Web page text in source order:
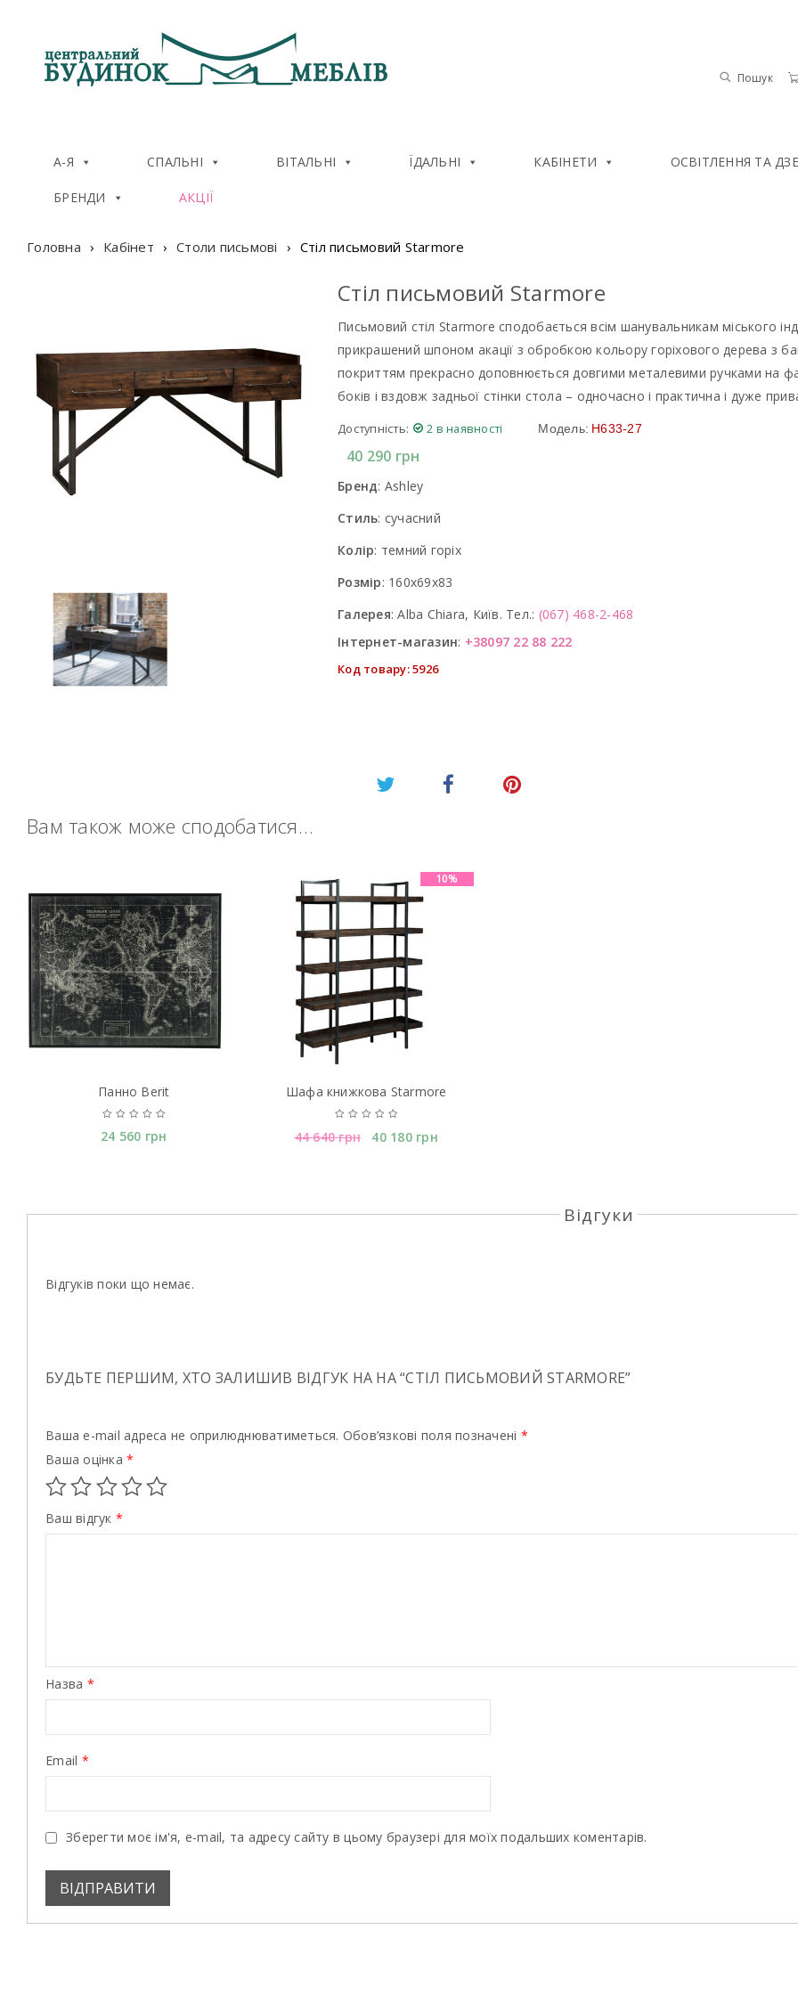
Пошук
А-Я СПАЛЬНІ ВІТАЛЬНІ ЇДАЛЬНІ КАБІНЕТИ ОСВІТЛЕННЯ ТА
БРЕНДИ АКЦІЇ
Головна › Кабінет › Столи письмові › Стіл письмовий Starmore
Стіл письмовий Starmore
Письмовий стіл Starmore сподобається всім шанувальникам міського
прикрашений шпоном акації з обробкою кольору горіхового дерева з
покриттям прекрасно доповнюється довгими металевими ручками на
боків і вздовж задньої стінки стола – одночасно і практична і дуже
Доступність: 2 в наявності Модель: H633-27
40 290 грн
Бренд: Ashley
Стиль: сучасний
Колір: темний горіх
Розмір: 160x69x83
Галерея:Alba Chiara, Київ. Тел.: (067) 468-2-468
Інтернет-магазин: +38097 22 88 222
Код товару: 5926
Вам також може сподобатися…
Панно Berit
24 560 грн
10%
Шафа книжкова Starmore
44 640грн 40 180 грн
Відгуки
Відгуків поки що немає.
БУДЬТЕ ПЕРШИМ, ХТО ЗАЛИШИВ ВІДГУК НА НА “СТІЛ ПИСЬМОВИЙ STARMORE”
Ваша e-mail адреса не оприлюднюватиметься. Обов’язкові поля позначені *
Ваша оцінка *
Ваш відгук *
Назва *
Email *
Зберегти моє ім'я, e-mail, та адресу сайту в цьому браузері для моїх подальших коментарів.